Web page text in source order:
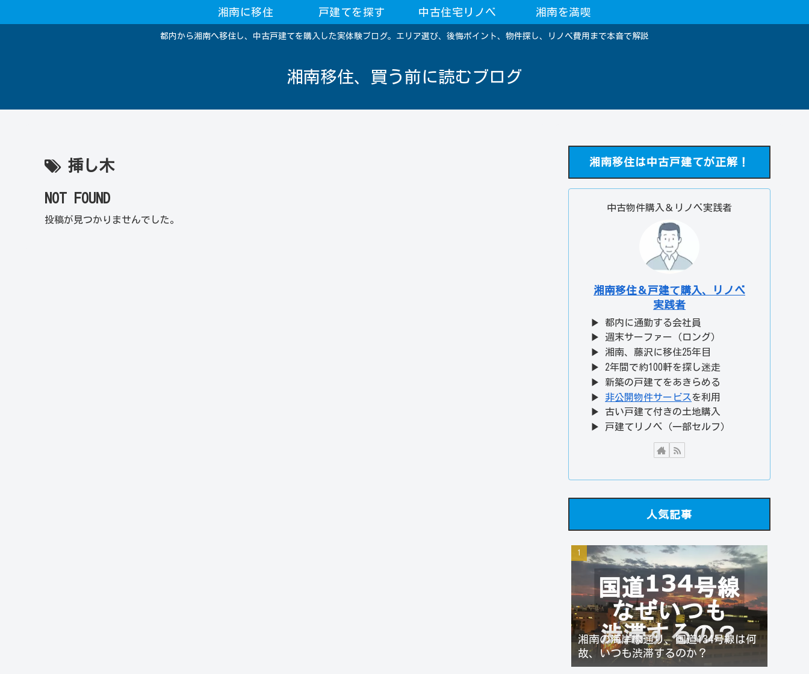
都内から湘南へ移住し、中古戸建てを購入した実体験ブログ。エリア選び、後悔ポイント、物件探し、リノベ費用まで本音で解説
湘南移住、買う前に読むブログ
湘南に移住 戸建てを探す 中古住宅リノベ 湘南を満喫
挿し木
NOT FOUND
投稿が見つかりませんでした。
湘南移住は中古戸建てが正解！
中古物件購入＆リノベ実践者
湘南移住＆戸建て購入、リノベ
実践者
▶ 都内に通勤する会社員
▶ 週末サーファー（ロング）
▶ 湘南、藤沢に移住25年目
▶ 2年間で約100軒を探し迷走
▶ 新築の戸建てをあきらめる
▶ 非公開物件サービスを利用
▶ 古い戸建て付きの土地購入
▶ 戸建てリノベ（一部セルフ）
人気記事
湘南の海岸線通り、国道134号線は何
故、いつも渋滞するのか？